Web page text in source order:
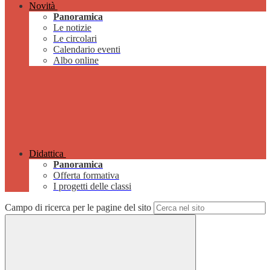
Novità
Panoramica
Le notizie
Le circolari
Calendario eventi
Albo online
Didattica
Panoramica
Offerta formativa
I progetti delle classi
Campo di ricerca per le pagine del sito